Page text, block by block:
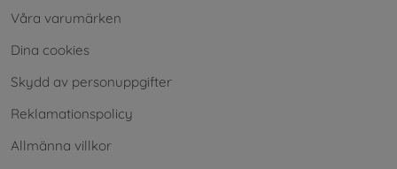
Våra varumärken
Dina cookies
Skydd av personuppgifter
Reklamationspolicy
Allmänna villkor